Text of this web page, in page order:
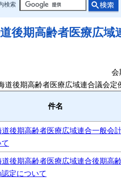
検索
後期高齢者医療広域
会
道後期高齢者医療広域連合議会定
件名
後期高齢者医療広域連合一般会
後期高齢者医療広域連合後期高
定について